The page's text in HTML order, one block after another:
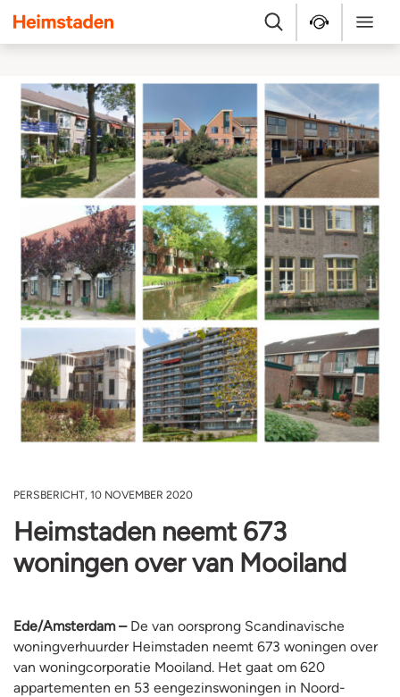
Heimstaden
Zoek Service &Menu
PERSBERICHT, 10 NOVEMBER 2020
Heimstaden neemt 673
woningen over van Mooiland
Ede/Amsterdam –De van oorsprong Scandinavische
woningverhuurder Heimstaden neemt 673 woningen over
van woningcorporatie Mooiland. Het gaat om 620
appartementen en 53 eengezinswoningen in Noord-